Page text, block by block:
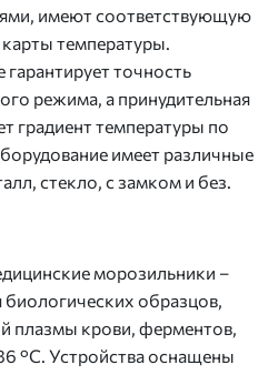
имеют соответствующую
температуры.
точность
режима, а принудительная
градиент температуры по
имеет различные
стекло, с замком и без.
морозильники –
биологических образцов,
плазмы крови, ферментов,
°C. Устройства оснащены